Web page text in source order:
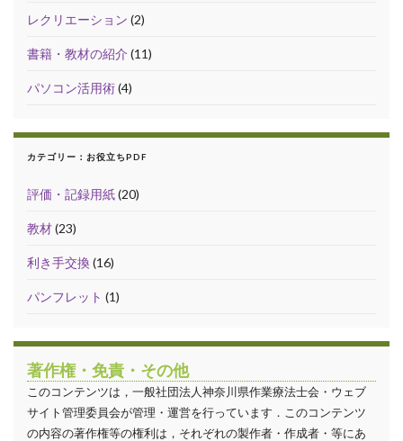
レクリエーション (2)
書籍・教材の紹介 (11)
パソコン活用術(4)
カテゴリー：お役立ちPDF
評価・記録用紙(20)
教材(23)
利き手交換(16)
パンフレット (1)
著作権・免責・その他
このコンテンツは，一般社団法人神奈川県作業療法士会・ウェブ
サイト管理委員会が管理・運営を行っています．このコンテンツ
の内容の著作権等の権利は，それぞれの製作者・作成者・等にあ